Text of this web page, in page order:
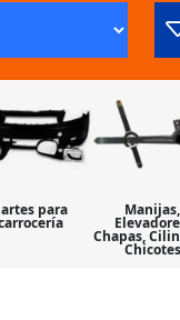
para Manijas,
Chapas,
Chicotes